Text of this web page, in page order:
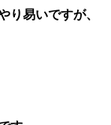
り易いですが、